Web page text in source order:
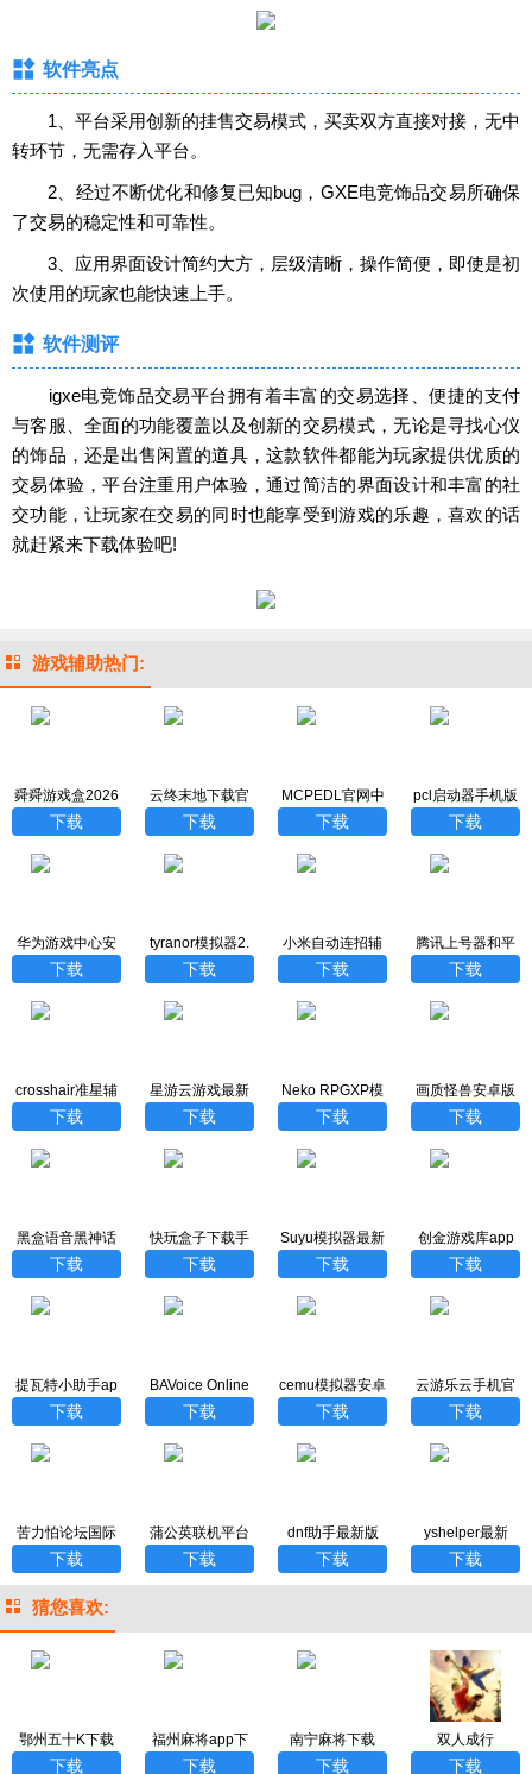
软件亮点
1、平台采用创新的挂售交易模式，买卖双方直接对接，无中
转环节，无需存入平台。
2、经过不断优化和修复已知bug，GXE电竞饰品交易所确保
了交易的稳定性和可靠性。
3、应用界面设计简约大方，层级清晰，操作简便，即使是初
次使用的玩家也能快速上手。
软件测评
igxe电竞饰品交易平台拥有着丰富的交易选择、便捷的支付
与客服、全面的功能覆盖以及创新的交易模式，无论是寻找心仪
的饰品，还是出售闲置的道具，这款软件都能为玩家提供优质的
交易体验，平台注重用户体验，通过简洁的界面设计和丰富的社
交功能，让玩家在交易的同时也能享受到游戏的乐趣，喜欢的话
就赶紧来下载体验吧!
游戏辅助热门:
舜舜游戏盒2026
最新版
下载
云终末地下载官
方最新版
下载
MCPEDL官网中
文汉化版
下载
pcl启动器手机版
下载
下载
华为游戏中心安
装
下载
tyranor模拟器2.
3.3版
下载
小米自动连招辅
助器最新版
下载
腾讯上号器和平
精英
下载
crosshair准星辅
助器
下载
星游云游戏最新
版
下载
Neko RPGXP模
拟器汉化版
下载
画质怪兽安卓版
下载
黑盒语音黑神话
悟空地图
下载
快玩盒子下载手
机版
下载
Suyu模拟器最新
版下载
下载
创金游戏库app
最新版本
下载
提瓦特小助手ap
p官方下载安卓版
下载
BAVoice Online
最新版
下载
cemu模拟器安卓
版
下载
云游乐云手机官
方版
下载
苦力怕论坛国际
服正式版
下载
蒲公英联机平台
下载
dnf助手最新版
下载
yshelper最新
下载
猜您喜欢:
鄂州五十K下载
下载
福州麻将app下
载
下载
南宁麻将下载
下载
双人成行
下载